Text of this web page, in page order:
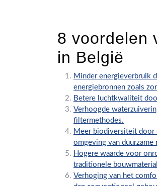
8 voordelen
in België
Minder energieverbruik
energiebronnen zoals
Betere luchtkwaliteit
Verhoogde
filtermethodes.
Meer biodiversiteit door
omgeving van
Hogere waarde voor
traditionele
Verhoging van het